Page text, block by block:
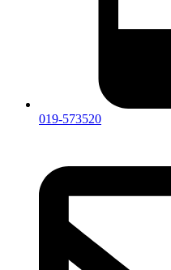
019-573520